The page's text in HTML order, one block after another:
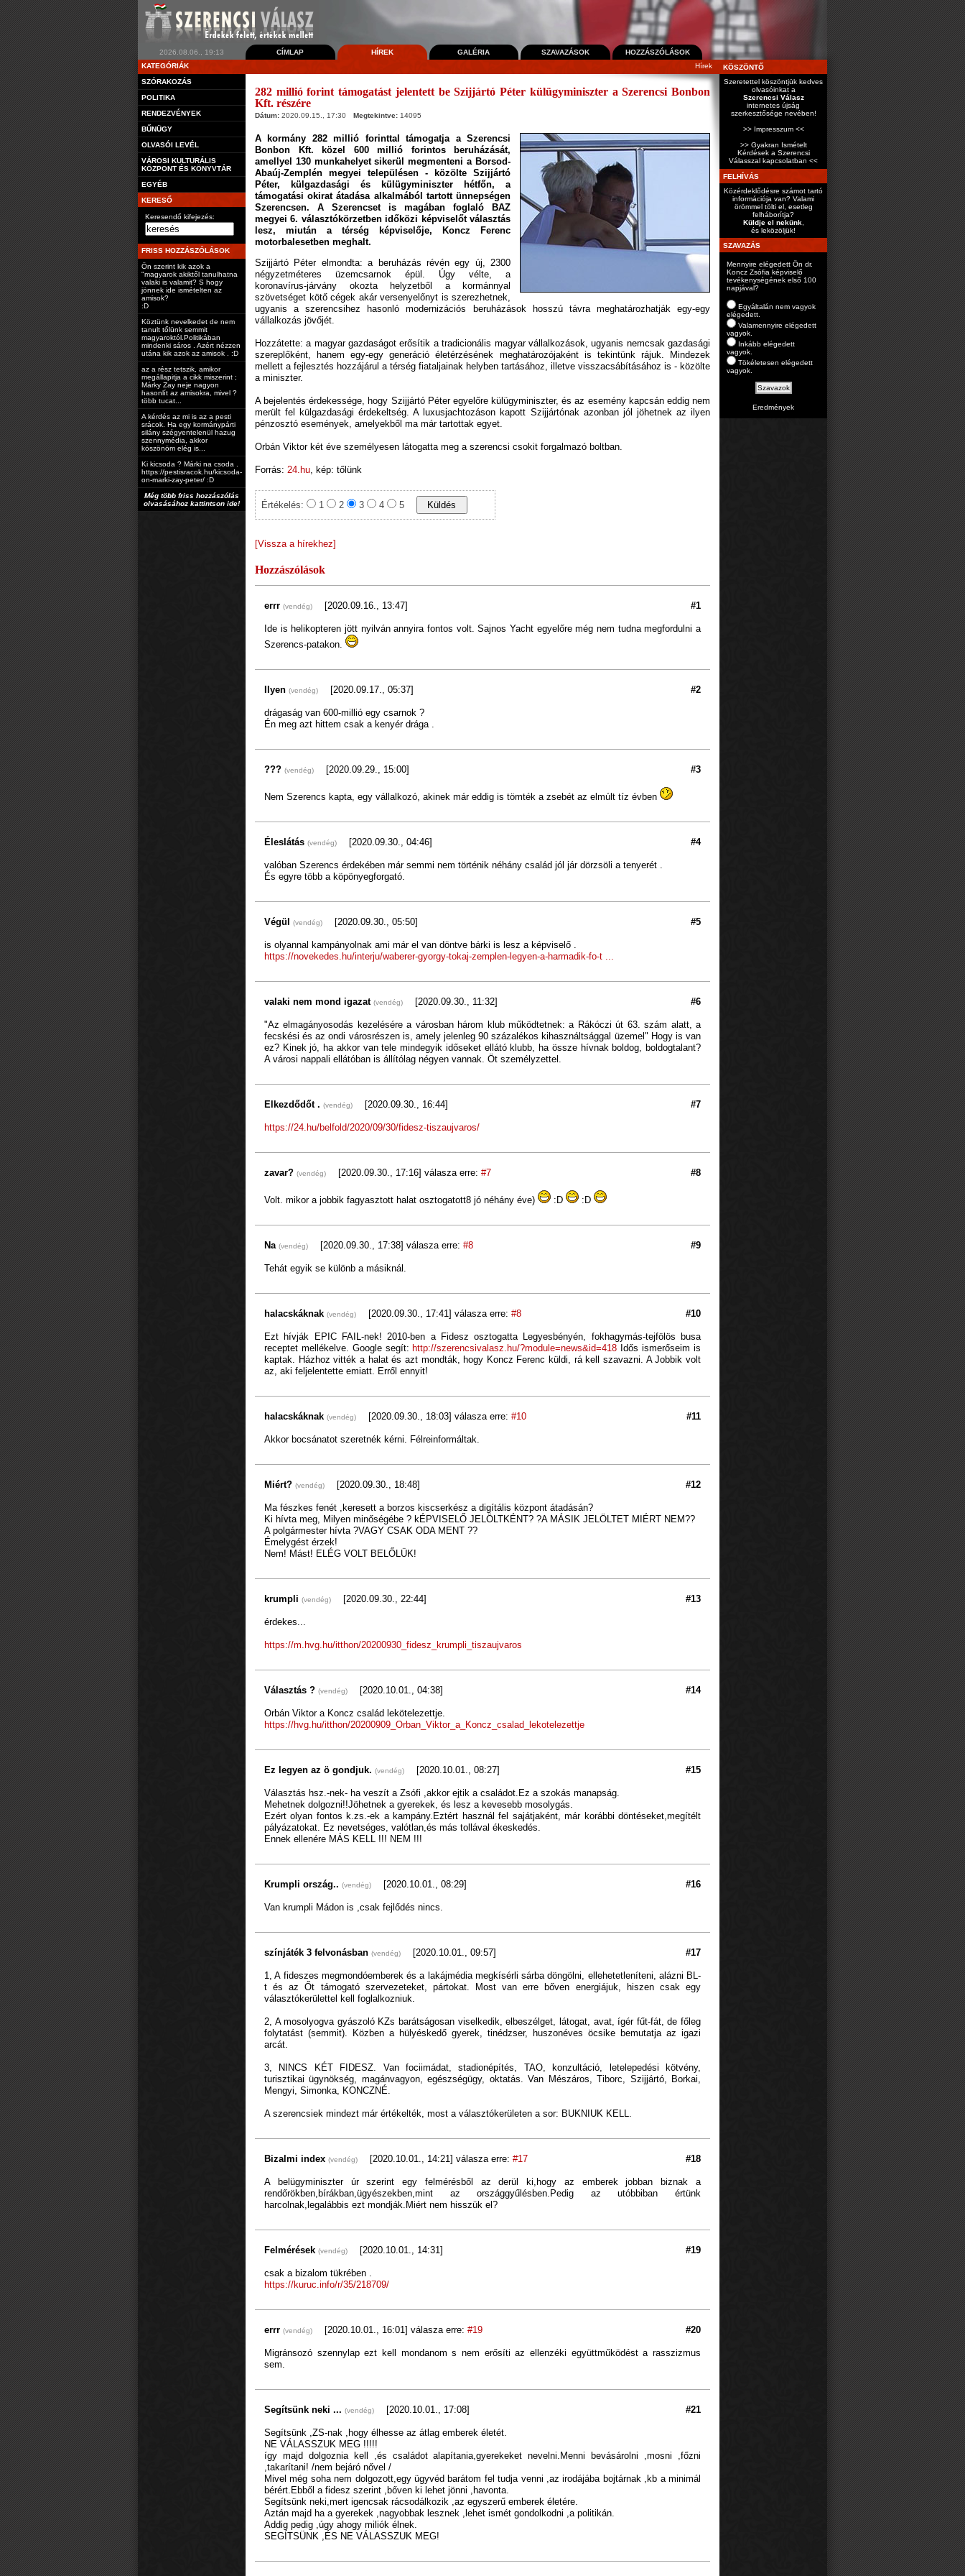
2026.08.06., 19:13 CÍMLAP HÍREK GALÉRIA SZAVAZÁSOK
HOZZÁSZÓLÁSOK
KATEGÓRIÁK
SZÓRAKOZÁS
POLITIKA
RENDEZVÉNYEK
BŰNÜGY
OLVASÓI LEVÉL
VÁROSI KULTURÁLIS
KÖZPONT ÉS KÖNYVTÁR
EGYÉB
KERESŐ
Keresendő kifejezés:
FRISS HOZZÁSZÓLÁSOK
Ön szerint kik azok a
"magyarok akiktől tanulhatna
valaki is valamit? S hogy
jönnek ide ismételten az
amisok?
:D
Köztünk nevelkedet de nem
tanult tőlünk semmit
magyaroktól.Politikában
mindenki sáros . Azért nézzen
utána kik azok az amisok . :D
az a rész tetszik, amikor
megállapitja a cikk miszerint ;
Márky Zay neje nagyon
hasonlít az amisokra, mivel ?
több tucat...
A kérdés az mi is az a pesti
srácok. Ha egy kormánypárti
silány szégyentelenül hazug
szennymédia, akkor
köszönöm elég is...
Ki kicsoda ? Márki na csoda .
https://pestisracok.hu/kicsoda-
on-marki-zay-peter/ :D
Még több friss hozzászólás
olvasásához kattintson ide!
KÖSZÖNTŐ
Szeretettel köszöntjük kedves
olvasóinkat a
Szerencsi Válasz
internetes újság
szerkesztősége nevében!
>> Impresszum <<
>> Gyakran Ismételt
Kérdések a Szerencsi
Válasszal kapcsolatban <<
FELHÍVÁS
Közérdeklődésre számot tartó
információja van? Valami
örömmel tölti el, esetleg
felháborítja?
Küldje el nekünk,
és leközöljük!
SZAVAZÁS
Mennyire elégedett Ön dr.
Koncz Zsófia képviselő
tevékenységének első 100
napjával?
Egyáltalán nem vagyok
elégedett.
Valamennyire elégedett
vagyok.
Inkább elégedett
vagyok.
Tökéletesen elégedett
vagyok.
Eredmények
Hírek
282 millió forint támogatást jelentett be Szijjártó Péter külügyminiszter a Szerencsi Bonbon
Kft. részére
Dátum: 2020.09.15., 17:30 Megtekintve: 14095
A kormány 282 millió forinttal támogatja a Szerencsi
Bonbon Kft. közel 600 millió forintos beruházását,
amellyel 130 munkahelyet sikerül megmenteni a Borsod-
Abaúj-Zemplén megyei településen - közölte Szijjártó
Péter, külgazdasági és külügyminiszter hétfőn, a
támogatási okirat átadása alkalmából tartott ünnepségen
Szerencsen. A Szerencset is magában foglaló BAZ
megyei 6. választókörzetben időközi képviselőt választás
lesz, miután a térség képviselője, Koncz Ferenc
motorbalesetben meghalt.
Szijjártó Péter elmondta: a beruházás révén egy új, 2300
négyzetméteres üzemcsarnok épül. Úgy vélte, a
koronavírus-járvány okozta helyzetből a kormánnyal
szövetséget kötő cégek akár versenyelőnyt is szerezhetnek,
ugyanis a szerencsihez hasonló modernizációs beruházások hosszú távra meghatározhatják egy-egy
vállalkozás jövőjét.
Hozzátette: a magyar gazdaságot erősítik a tradicionális magyar vállalkozások, ugyanis nemcsak gazdasági
szereplőként, hanem egy-egy generáció életérzésének meghatározójaként is tekintünk rájuk. Mindezek
mellett a fejlesztés hozzájárul a térség fiataljainak helyben tartásához, illetve visszacsábításához is - közölte
a miniszter.
A bejelentés érdekessége, hogy Szijjártó Péter egyelőre külügyminiszter, és az esemény kapcsán eddig nem
merült fel külgazdasági érdekeltség. A luxusjachtozáson kapott Szijjártónak azonban jól jöhetnek az ilyen
pénzosztó események, amelyekből ma már tartottak egyet.
Orbán Viktor két éve személyesen látogatta meg a szerencsi csokit forgalmazó boltban.
Forrás: 24.hu, kép: tőlünk
Értékelés: 1 2 3 4 5
[Vissza a hírekhez]
Hozzászólások
errr (vendég) [2020.09.16., 13:47] #1
Ide is helikopteren jött nyilván annyira fontos volt. Sajnos Yacht egyelőre még nem tudna megfordulni a
Szerencs-patakon.
Ilyen (vendég) [2020.09.17., 05:37] #2
drágaság van 600-millió egy csarnok ?
Én meg azt hittem csak a kenyér drága .
??? (vendég) [2020.09.29., 15:00] #3
Nem Szerencs kapta, egy vállalkozó, akinek már eddig is tömték a zsebét az elmúlt tíz évben
Éleslátás (vendég) [2020.09.30., 04:46] #4
valóban Szerencs érdekében már semmi nem történik néhány család jól jár dörzsöli a tenyerét .
És egyre több a köpönyegforgató.
Végül (vendég) [2020.09.30., 05:50] #5
is olyannal kampányolnak ami már el van döntve bárki is lesz a képviselő .
https://novekedes.hu/interju/waberer-gyorgy-tokaj-zemplen-legyen-a-harmadik-fo-t ...
valaki nem mond igazat (vendég) [2020.09.30., 11:32] #6
"Az elmagányosodás kezelésére a városban három klub működtetnek: a Rákóczi út 63. szám alatt, a
fecskési és az ondi városrészen is, amely jelenleg 90 százalékos kihasználtsággal üzemel" Hogy is van
ez? Kinek jó, ha akkor van tele mindegyik időseket ellátó klubb, ha össze hívnak boldog, boldogtalant?
A városi nappali ellátóban is állítólag négyen vannak. Öt személyzettel.
Elkezdődőt . (vendég) [2020.09.30., 16:44] #7
https://24.hu/belfold/2020/09/30/fidesz-tiszaujvaros/
zavar? (vendég) [2020.09.30., 17:16] válasza erre: #7 #8
Volt. mikor a jobbik fagyasztott halat osztogatott8 jó néhány éve) :D :D
Na (vendég) [2020.09.30., 17:38] válasza erre: #8 #9
Tehát egyik se különb a másiknál.
halacskáknak (vendég) [2020.09.30., 17:41] válasza erre: #8 #10
Ezt hívják EPIC FAIL-nek! 2010-ben a Fidesz osztogatta Legyesbényén, fokhagymás-tejfölös busa
receptet mellékelve. Google segít: http://szerencsivalasz.hu/?module=news&id=418 Idős ismerőseim is
kaptak. Házhoz vitték a halat és azt mondták, hogy Koncz Ferenc küldi, rá kell szavazni. A Jobbik volt
az, aki feljelentette emiatt. Erről ennyit!
halacskáknak (vendég) [2020.09.30., 18:03] válasza erre: #10 #11
Akkor bocsánatot szeretnék kérni. Félreinformáltak.
Miért? (vendég) [2020.09.30., 18:48] #12
Ma fészkes fenét ,keresett a borzos kiscserkész a digítális központ átadásán?
Ki hívta meg, Milyen minőségébe ? kÉPVISELŐ JELÖLTKÉNT? ?A MÁSIK JELÖLTET MIÉRT NEM??
A polgármester hívta ?VAGY CSAK ODA MENT ??
Émelygést érzek!
Nem! Mást! ELÉG VOLT BELŐLÜK!
krumpli (vendég) [2020.09.30., 22:44] #13
érdekes...
https://m.hvg.hu/itthon/20200930_fidesz_krumpli_tiszaujvaros
Választás ? (vendég) [2020.10.01., 04:38] #14
Orbán Viktor a Koncz család lekötelezettje.
https://hvg.hu/itthon/20200909_Orban_Viktor_a_Koncz_csalad_lekotelezettje
Ez legyen az ö gondjuk. (vendég) [2020.10.01., 08:27] #15
Választás hsz.-nek- ha veszít a Zsófi ,akkor ejtik a családot.Ez a szokás manapság.
Mehetnek dolgozni!!Jöhetnek a gyerekek, és lesz a kevesebb mosolygás.
Ezért olyan fontos k.zs.-ek a kampány.Eztért használ fel sajátjaként, már korábbi döntéseket,megítélt
pályázatokat. Ez nevetséges, valótlan,és más tollával ékeskedés.
Ennek ellenére MÁS KELL !!! NEM !!!
Krumpli ország.. (vendég) [2020.10.01., 08:29] #16
Van krumpli Mádon is ,csak fejlődés nincs.
színjáték 3 felvonásban (vendég) [2020.10.01., 09:57] #17
1, A fideszes megmondóemberek és a lakájmédia megkísérli sárba döngölni, ellehetetleníteni, alázni BL-
t és az Őt támogató szervezeteket, pártokat. Most van erre bőven energiájuk, hiszen csak egy
választókerülettel kell foglalkozniuk.
2, A mosolyogva gyászoló KZs barátságosan viselkedik, elbeszélget, látogat, avat, ígér fűt-fát, de főleg
folytatást (semmit). Közben a hülyéskedő gyerek, tinédzser, huszonéves öcsike bemutatja az igazi
arcát.
3, NINCS KÉT FIDESZ. Van fociimádat, stadionépítés, TAO, konzultáció, letelepedési kötvény,
turisztikai ügynökség, magánvagyon, egészségügy, oktatás. Van Mészáros, Tiborc, Szijjártó, Borkai,
Mengyi, Simonka, KONCZNÉ.
A szerencsiek mindezt már értékelték, most a választókerületen a sor: BUKNIUK KELL.
Bizalmi index (vendég) [2020.10.01., 14:21] válasza erre: #17 #18
A belügyminiszter úr szerint egy felmérésből az derül ki,hogy az emberek jobban biznak a
rendőrökben,bírákban,ügyészekben,mint az országgyűlésben.Pedig az utóbbiban értünk
harcolnak,legalábbis ezt mondják.Miért nem hisszük el?
Felmérések (vendég) [2020.10.01., 14:31] #19
csak a bizalom tükrében .
https://kuruc.info/r/35/218709/
errr (vendég) [2020.10.01., 16:01] válasza erre: #19 #20
Migránsozó szennylap ezt kell mondanom s nem erősíti az ellenzéki együttműködést a rasszizmus
sem.
Segítsünk neki ... (vendég) [2020.10.01., 17:08] #21
Segítsünk ,ZS-nak ,hogy élhesse az átlag emberek életét.
NE VÁLASSZUK MEG !!!!!
így majd dolgoznia kell ,és családot alapítania,gyerekeket nevelni.Menni bevásárolni ,mosni ,főzni
,takarítani! /nem bejáró nővel /
Mivel még soha nem dolgozott,egy ügyvéd barátom fel tudja venni ,az irodájába bojtárnak ,kb a minimál
bérért.Ebből a fidesz szerint ,bőven ki lehet jönni ,havonta.
Segítsünk neki,mert igencsak rácsodálkozik ,az egyszerű emberek életére.
Aztán majd ha a gyerekek ,nagyobbak lesznek ,lehet ismét gondolkodni ,a politikán.
Addig pedig ,úgy ahogy miliók élnek.
SEGÍTSÜNK ,ÉS NE VÁLASSZUK MEG!